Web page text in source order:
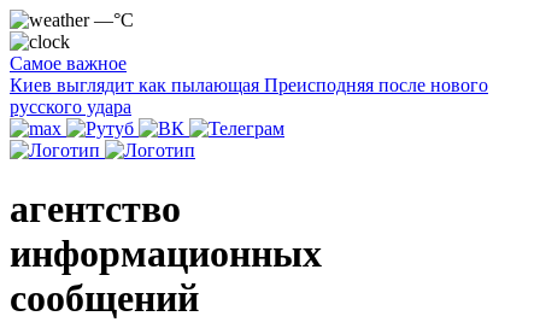
—°C
Самое важное
Киев выглядит как пылающая Преисподняя после нового
русского удара
агентство
информационных
сообщений